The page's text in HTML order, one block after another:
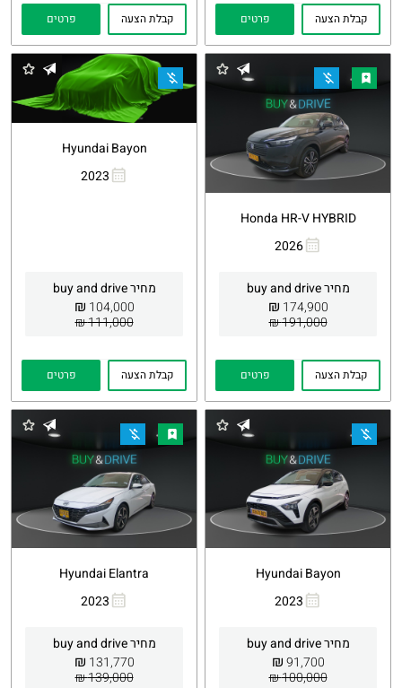
קבלת הצעה פרטים קבלת הצעה פרטים
Honda HR-V HYBRID
2026
מחיר buy and drive
174,900
₪
191,000 ₪
Whatsapp
קבלת הצעה פרטים
Hyundai Bayon
2023
מחיר buy and drive
104,000
₪
111,000 ₪
Whatsapp
קבלת הצעה פרטים
Hyundai Bayon
2023
מחיר buy and drive
91,700
₪
100,000 ₪
Whatsapp
Hyundai Elantra
2023
מחיר buy and drive
131,770
₪
139,000 ₪
Whatsapp